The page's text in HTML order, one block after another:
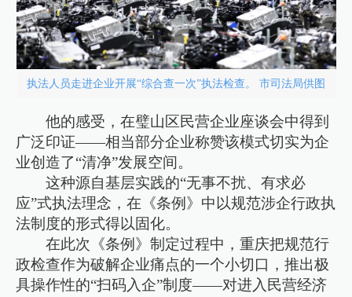
执法人员走进企业开展“综合查一次”执法检查。 市司法局供图
他的感受，在璧山区民营企业座谈会中得到
广泛印证——相当部分企业称赞该模式切实为企
业创造了“清净”发展空间。
这种源自基层实践的“无事不扰、有求必
应”式执法理念，在《条例》中以规范涉企行政执
法制度的形式得以固化。
在此次《条例》制定过程中，重庆把规范行
政检查作为破解企业痛点的一个小切口，推出极
具操作性的“扫码入企”制度——对进入民营经济